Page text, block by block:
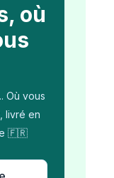
où
Où vous
livré en
🇫🇷